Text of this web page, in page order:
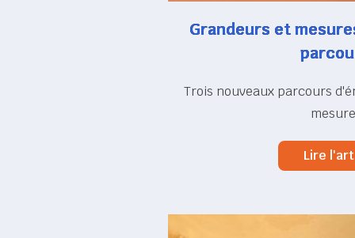
Grandeurs et
Trois nouveaux parcours
Lire